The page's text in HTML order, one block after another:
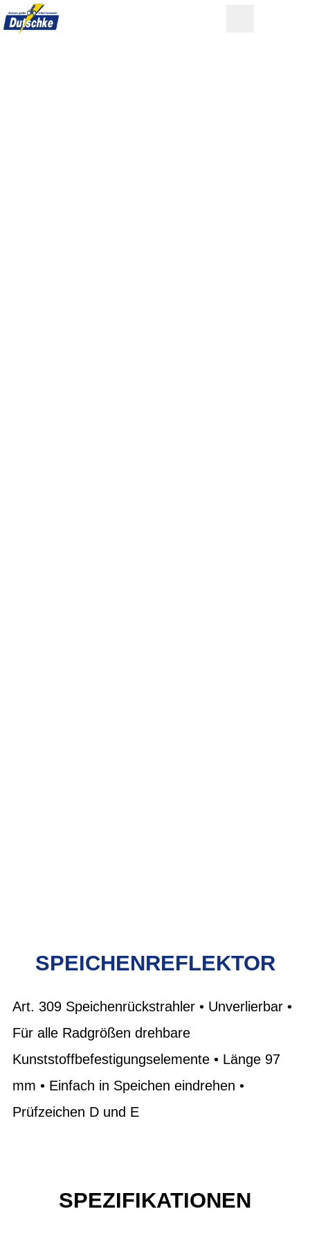
SPEICHENREFLEKTOR
Art. 309 Speichenrückstrahler • Unverlierbar •
Für alle Radgrößen drehbare
Kunststoffbefestigungselemente • Länge 97
mm • Einfach in Speichen eindrehen •
Prüfzeichen D und E
SPEZIFIKATIONEN